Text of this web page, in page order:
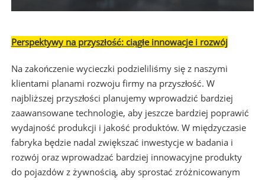
Perspektywy na przyszłość: ciągłe innowacje i rozwój
Na zakończenie wycieczki podzieliliśmy się z naszymi
klientami planami rozwoju firmy na przyszłość. W
najbliższej przyszłości planujemy wprowadzić bardziej
zaawansowane technologie, aby jeszcze bardziej poprawić
wydajność produkcji i jakość produktów. W międzyczasie
fabryka będzie nadal zwiększać inwestycje w badania i
rozwój oraz wprowadzać bardziej innowacyjne produkty
do pojazdów z żywnością, aby sprostać zróżnicowanym